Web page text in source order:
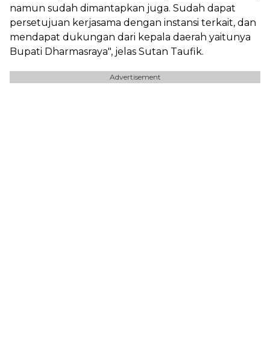
namun sudah dimantapkan juga. Sudah dapat
persetujuan kerjasama dengan instansi terkait, dan
mendapat dukungan dari kepala daerah yaitunya
Bupati Dharmasraya", jelas Sutan Taufik.
Advertisement